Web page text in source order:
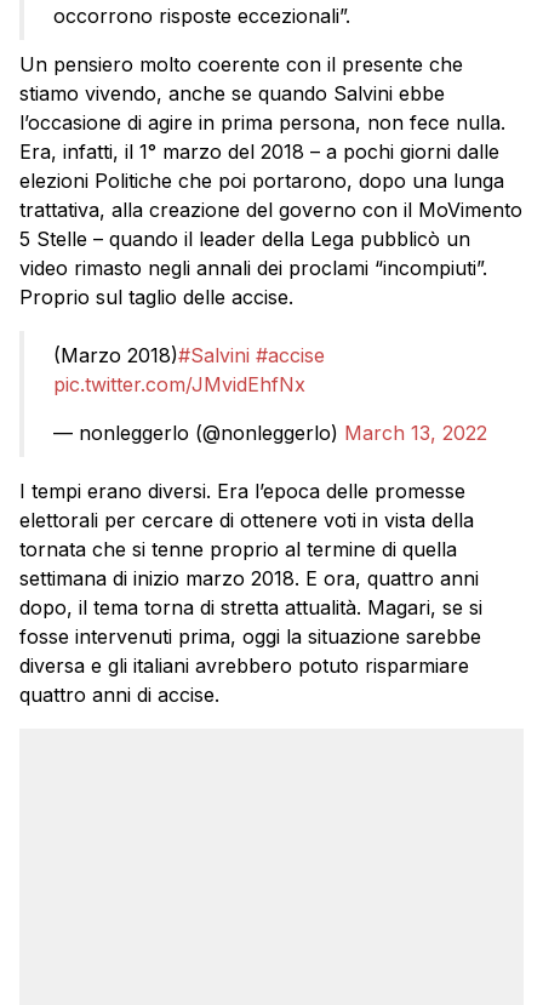
occorrono risposte eccezionali”.
Un pensiero molto coerente con il presente che
stiamo vivendo, anche se quando Salvini ebbe
l’occasione di agire in prima persona, non fece nulla.
Era, infatti, il 1° marzo del 2018 – a pochi giorni dalle
elezioni Politiche che poi portarono, dopo una lunga
trattativa, alla creazione del governo con il MoVimento
5 Stelle – quando il leader della Lega pubblicò un
video rimasto negli annali dei proclami “incompiuti”.
Proprio sul taglio delle accise.
(Marzo 2018)#Salvini #accise
pic.twitter.com/JMvidEhfNx
— nonleggerlo (@nonleggerlo) March 13, 2022
I tempi erano diversi. Era l’epoca delle promesse
elettorali per cercare di ottenere voti in vista della
tornata che si tenne proprio al termine di quella
settimana di inizio marzo 2018. E ora, quattro anni
dopo, il tema torna di stretta attualità. Magari, se si
fosse intervenuti prima, oggi la situazione sarebbe
diversa e gli italiani avrebbero potuto risparmiare
quattro anni di accise.